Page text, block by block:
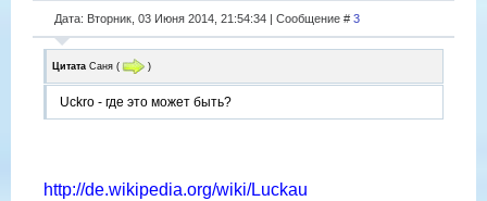
Дата: Вторник, 03 Июня 2014, 21:54:34 | Сообщение # 3
Цитата Саня ( )
Uckro - где это может быть?
http://de.wikipedia.org/wiki/Luckau